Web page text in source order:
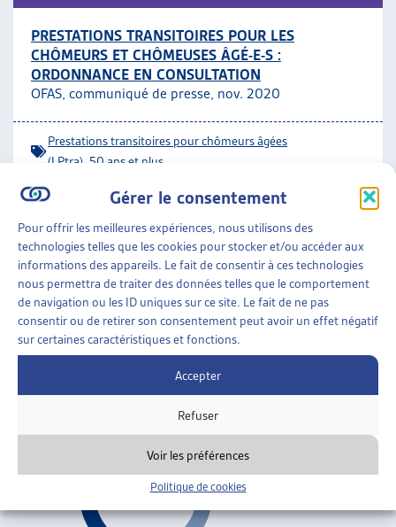
Gérer le consentement
Pour offrir les meilleures expériences, nous utilisons des
technologies telles que les cookies pour stocker et/ou accéder aux
informations des appareils. Le fait de consentir à ces technologies
nous permettra de traiter des données telles que le comportement
de navigation ou les ID uniques sur ce site. Le fait de ne pas
consentir ou de retirer son consentement peut avoir un effet négatif
sur certaines caractéristiques et fonctions.
Accepter
Refuser
Voir les préférences
Politique de cookies
PRESTATIONS TRANSITOIRES POUR LES
CHÔMEURS ET CHÔMEUSES ÂGÉ-E-S :
ORDONNANCE EN CONSULTATION
OFAS, communiqué de presse, nov. 2020
Prestations transitoires pour chômeurs âgées
(LPtra) 50 ans et plus
COMPLÉMENTAIRES»PRESTATIONS TRANSITOIRES
POUR CHÔMEURS ÂGÉES (LPTRA)
LES NOUVELLES PRESTATIONS TRANSITOIRES
POUR CHÔMEURS ET CHÔMEUSES ÂGÉES SONT
SOUS TOIT
Paola Stanic, Dossier Veille, juin 2020